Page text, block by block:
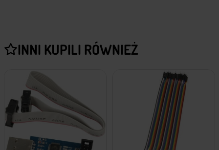
e
INNI KUPILI RÓWNIEŻ